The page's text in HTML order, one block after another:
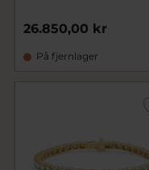
26.850,00 kr
På fjernlager